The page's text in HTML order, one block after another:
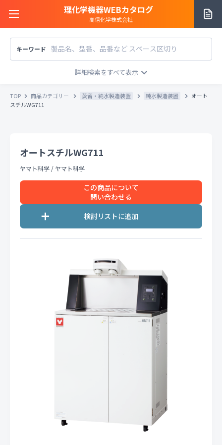
理化学機器WEBカタログ
高信化学株式会社
サイトご利用方法
お知らせ一覧
お問い合わせ
キーワード
メーカー/販売元
税込 税抜
条件をクリア 検索
TOP 商品カテゴリー 蒸留・純水製造装置 純水製造装置
オート
スチルWG711
オートスチルWG711
ヤマト科学 / ヤマト科学
この商品について
問い合わせる